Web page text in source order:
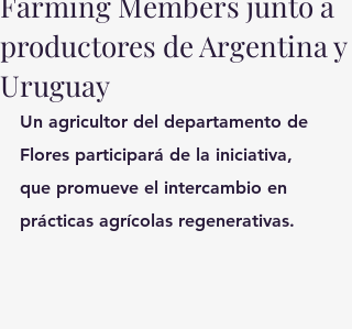
productores de Argentina y
Uruguay
Un agricultor del departamento de
Flores participará de la iniciativa,
que promueve el intercambio en
prácticas agrícolas regenerativas.